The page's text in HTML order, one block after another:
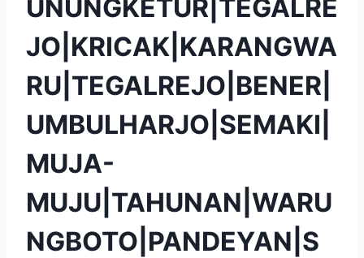
UNUNGKETUR|TEGALRE
JO|KRICAK|KARANGWA
RU|TEGALREJO|BENER|
UMBULHARJO|SEMAKI|
MUJA-
MUJU|TAHUNAN|WARU
NGBOTO|PANDEYAN|S